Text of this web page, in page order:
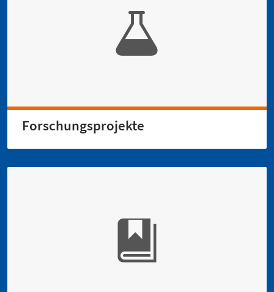
Forschungsprojekte